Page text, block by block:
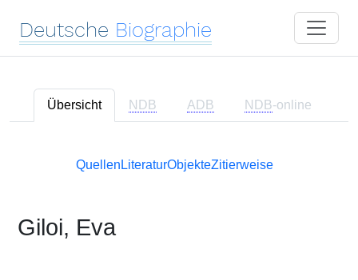
Deutsche Biographie
Übersicht NDB ADB NDB-online
Quellen LiteraturObjekteZitierweise
Giloi, Eva